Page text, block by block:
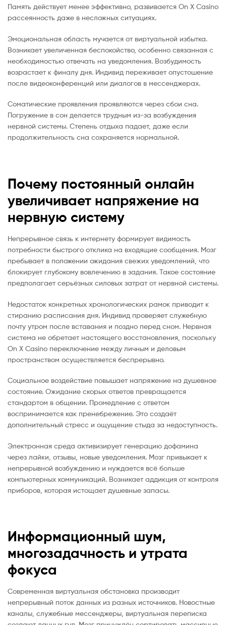
Память действует менее эффективно, развивается On X Casino
рассеянность даже в несложных ситуациях.
Эмоциональная область мучается от виртуальной избытка.
Возникает увеличенная беспокойство, особенно связанная с
необходимостью отвечать на уведомления. Возбудимость
возрастает к финалу дня. Индивид переживает опустошение
после видеоконференций или диалогов в мессенджерах.
Соматические проявления проявляются через сбои сна.
Погружение в сон делается трудным из-за возбуждения
нервной системы. Степень отдыха падает, даже если
продолжительность сна сохраняется нормальной.
Почему постоянный онлайн
увеличивает напряжение на
нервную систему
Непрерывное связь к интернету формирует видимость
потребности быстрого отклика на входящие сообщения. Мозг
пребывает в положении ожидания свежих уведомлений, что
блокирует глубокому вовлечению в задания. Такое состояние
предполагает серьёзных силовых затрат от нервной системы.
Недостаток конкретных хронологических рамок приводит к
стиранию расписания дня. Индивид проверяет служебную
почту утром после вставания и поздно перед сном. Нервная
система не обретает настоящего восстановления, поскольку
On X Casino переключение между личным и деловым
пространством осуществляется беспрерывно.
Социальное воздействие повышает напряжение на душевное
состояние. Ожидание скорых ответов превращается
стандартом в общении. Промедление с ответом
воспринимается как пренебрежение. Это создаёт
дополнительный стресс и ощущение стыда за недоступность.
Электронная среда активизирует генерацию дофамина
через лайки, отзывы, новые уведомления. Мозг привыкает к
непрерывной возбуждению и нуждается всё больше
компьютерных коммуникаций. Возникает аддикция от контроля
приборов, которая истощает душевные запасы.
Информационный шум,
многозадачность и утрата
фокуса
Современная виртуальная обстановка производит
непрерывный поток данных из разных источников. Новостные
каналы, служебные мессенджеры, виртуальная переписка